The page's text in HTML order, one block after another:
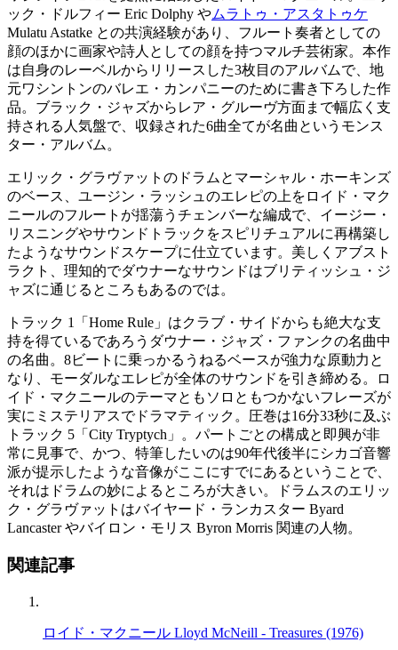
ック・ドルフィー Eric Dolphy やムラトゥ・アスタトゥケ
Mulatu Astatke との共演経験があり、フルート奏者としての
顔のほかに画家や詩人としての顔を持つマルチ芸術家。本作
は自身のレーベルからリリースした3枚目のアルバムで、地
元ワシントンのバレエ・カンパニーのために書き下ろした作
品。ブラック・ジャズからレア・グルーヴ方面まで幅広く支
持される人気盤で、収録された6曲全てが名曲というモンス
ター・アルバム。
エリック・グラヴァットのドラムとマーシャル・ホーキンズ
のベース、ユージン・ラッシュのエレピの上をロイド・マク
ニールのフルートが揺蕩うチェンバーな編成で、イージー・
リスニングやサウンドトラックをスピリチュアルに再構築し
たようなサウンドスケープに仕立ています。美しくアブスト
ラクト、理知的でダウナーなサウンドはブリティッシュ・ジ
ャズに通じるところもあるのでは。
トラック 1「Home Rule」はクラブ・サイドからも絶大な支
持を得ているであろうダウナー・ジャズ・ファンクの名曲中
の名曲。8ビートに乗っかるうねるベースが強力な原動力と
なり、モーダルなエレピが全体のサウンドを引き締める。ロ
イド・マクニールのテーマともソロともつかないフレーズが
実にミステリアスでドラマティック。圧巻は16分33秒に及ぶ
トラック 5「City Tryptych」。パートごとの構成と即興が非
常に見事で、かつ、特筆したいのは90年代後半にシカゴ音響
派が提示したような音像がここにすでにあるということで、
それはドラムの妙によるところが大きい。ドラムスのエリッ
ク・グラヴァットはバイヤード・ランカスター Byard
Lancaster やバイロン・モリス Byron Morris 関連の人物。
関連記事
ロイド・マクニール Lloyd McNeill - Treasures (1976)